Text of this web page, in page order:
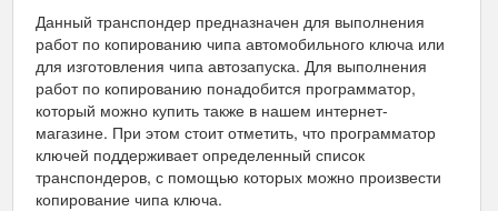
Данный транспондер предназначен для выполнения
работ по копированию чипа автомобильного ключа или
для изготовления чипа автозапуска. Для выполнения
работ по копированию понадобится программатор,
который можно купить также в нашем интернет-
магазине. При этом стоит отметить, что программатор
ключей поддерживает определенный список
транспондеров, с помощью которых можно произвести
копирование чипа ключа.